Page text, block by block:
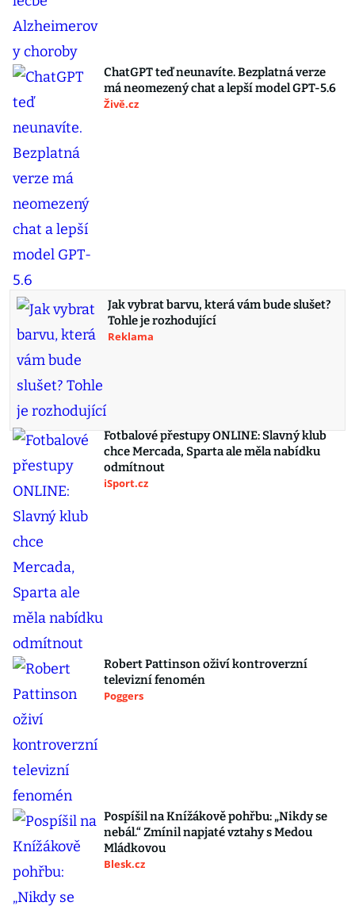
ChatGPT teď neunavíte. Bezplatná verze
má neomezený chat a lepší model GPT-5.6
Živě.cz
Jak vybrat barvu, která vám bude slušet?
Tohle je rozhodující
Reklama
Fotbalové přestupy ONLINE: Slavný klub
chce Mercada, Sparta ale měla nabídku
odmítnout
iSport.cz
Robert Pattinson oživí kontroverzní
televizní fenomén
Poggers
Pospíšil na Knížákově pohřbu: „Nikdy se
nebál.“ Zmínil napjaté vztahy s Medou
Mládkovou
Blesk.cz